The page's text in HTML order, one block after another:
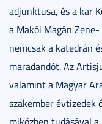
adjunktusa, és a kar
a Makói Magán
nemcsak a katedrán
maradandót. Az
valamint a Magyar
szakember évtizedek